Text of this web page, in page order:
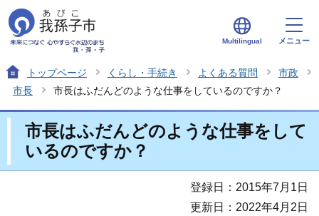
Multilingual メニュー
トップページ くらし・手続き よくある質問
市政
市長
市長はふだんどのような仕事をしているのですか？
市長はふだんどのような仕事をして
いるのですか？
登録日：2015年7月1日
更新日：2022年4月2日